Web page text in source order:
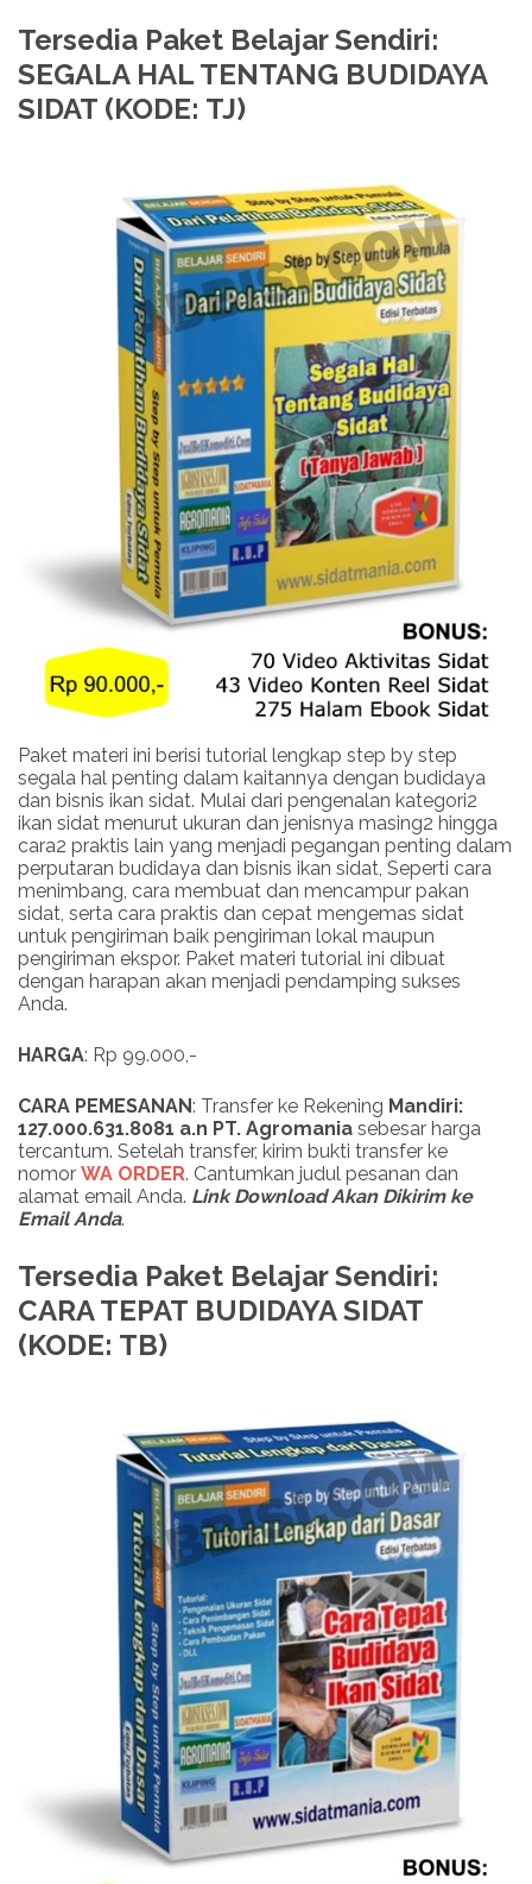
Tersedia Paket Belajar Sendiri:
SEGALA HAL TENTANG BUDIDAYA
SIDAT (KODE: TJ)
Paket materi ini berisi tutorial lengkap step by step
segala hal penting dalam kaitannya dengan budidaya
dan bisnis ikan sidat. Mulai dari pengenalan kategori2
ikan sidat menurut ukuran dan jenisnya masing2 hingga
cara2 praktis lain yang menjadi pegangan penting dalam
perputaran budidaya dan bisnis ikan sidat, Seperti cara
menimbang, cara membuat dan mencampur pakan
sidat, serta cara praktis dan cepat mengemas sidat
untuk pengiriman baik pengiriman lokal maupun
pengiriman ekspor. Paket materi tutorial ini dibuat
dengan harapan akan menjadi pendamping sukses
Anda.
HARGA: Rp 99.000,-
CARA PEMESANAN: Transfer ke Rekening Mandiri:
127.000.631.8081 a.n PT. Agromania sebesar harga
tercantum. Setelah transfer, kirim bukti transfer ke
nomor WA ORDER. Cantumkan judul pesanan dan
alamat email Anda. LinkDownloadAkan Dikirim ke
Email Anda.
Tersedia Paket Belajar Sendiri:
CARA TEPAT BUDIDAYA SIDAT
(KODE: TB)